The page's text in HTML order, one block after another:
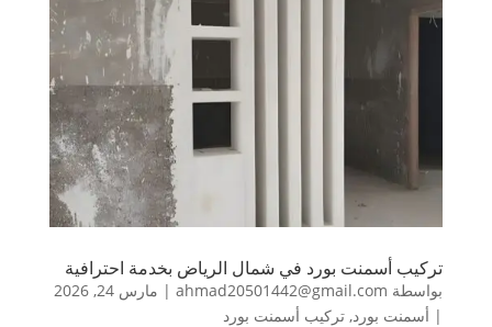
تركيب أسمنت بورد في شمال الرياض بخدمة احترافية
بواسطة ahmad20501442@gmail.com
| مارس 24, 2026
| أسمنت بورد, تركيب أسمنت بورد